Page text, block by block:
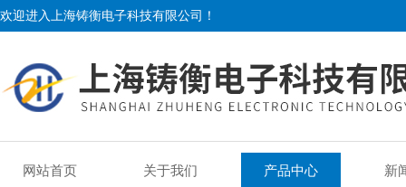
欢迎进入上海铸衡电子科技有限公司！
网站首页 关于我们 产品中心 新